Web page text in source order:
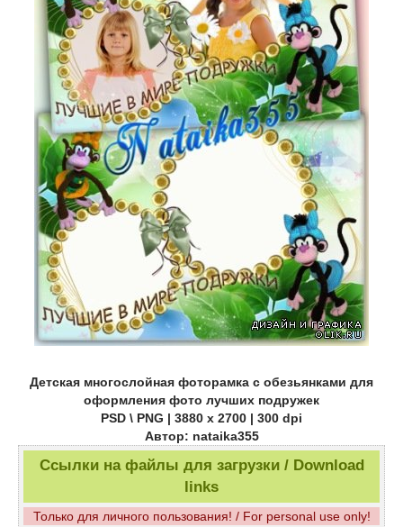
Детская многослойная фоторамка с обезьянками для
оформления фото лучших подружек
PSD \ PNG | 3880 x 2700 | 300 dpi
Автор: nataika355
Ссылки на файлы для загрузки / Download
links
Только для личного пользования! / For personal use only!